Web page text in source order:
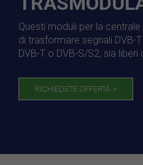
Questi moduli per la
di trasformare segnali DVB-
DVB-T o DVB-S/S2, sia
RICHIEDETE OFFERTA >